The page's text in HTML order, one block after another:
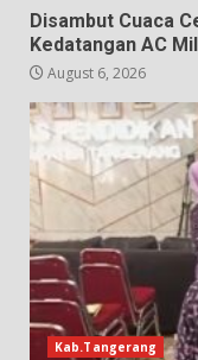
Disambut Cuaca
Kedatangan AC
August 6, 2026
Kab.Tangerang